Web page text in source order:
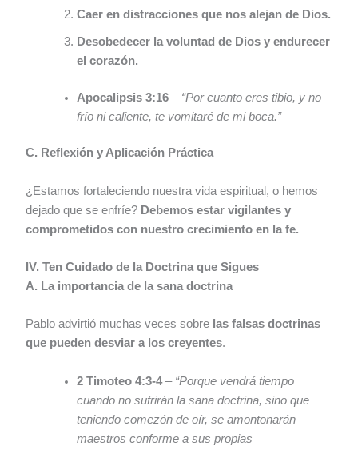
Caer en distracciones que nos alejan de Dios.
Desobedecer la voluntad de Dios y endurecer
el corazón.
Apocalipsis 3:16 – “Por cuanto eres tibio, y no
frío ni caliente, te vomitaré de mi boca.”
C. Reflexión y Aplicación Práctica
¿Estamos fortaleciendo nuestra vida espiritual, o hemos
dejado que se enfríe? Debemos estar vigilantes y
comprometidos con nuestro crecimiento en la fe.
IV. Ten Cuidado de la Doctrina que Sigues
A. La importancia de la sana doctrina
Pablo advirtió muchas veces sobre las falsas doctrinas
que pueden desviar a los creyentes.
2 Timoteo 4:3-4– “Porque vendrá tiempo
cuando no sufrirán la sana doctrina, sino que
teniendo comezón de oír, se amontonarán
maestros conforme a sus propias